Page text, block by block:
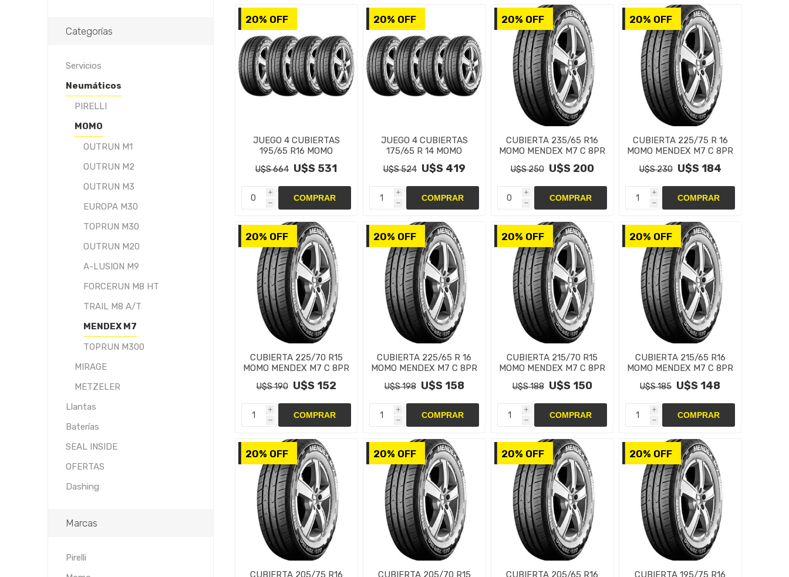
20% OFF
JUEGO 4 CUBIERTAS
195/65 R16 MOMO
MENDEX M7 C 8PR
U$S 664 U$S 531
i
h
20% OFF
JUEGO 4 CUBIERTAS
175/65 R 14 MOMO
MENDEX M7 C 6PR
U$S 524 U$S 419
i
h
20% OFF
CUBIERTA 235/65 R16
MOMO MENDEX M7 C 8PR
U$S 250 U$S 200
i
h
20% OFF
CUBIERTA 225/75 R 16
MOMO MENDEX M7 C 8PR
U$S 230 U$S 184
i
h
20% OFF
CUBIERTA 225/70 R15
MOMO MENDEX M7 C 8PR
U$S 190 U$S 152
i
h
20% OFF
CUBIERTA 225/65 R 16
MOMO MENDEX M7 C 8PR
U$S 198 U$S 158
i
h
20% OFF
CUBIERTA 215/70 R15
MOMO MENDEX M7 C 8PR
U$S 188 U$S 150
i
h
20% OFF
CUBIERTA 215/65 R16
MOMO MENDEX M7 C 8PR
U$S 185 U$S 148
i
h
20% OFF
CUBIERTA 205/75 R16
20% OFF
CUBIERTA 205/70 R15
20% OFF
CUBIERTA 205/65 R16
20% OFF
CUBIERTA 195/75 R16
Categorías
Servicios
Neumáticos
PIRELLI
MOMO
OUTRUN M1
OUTRUN M2
OUTRUN M3
EUROPA M30
TOPRUN M30
OUTRUN M20
A-LUSION M9
FORCERUN M8 HT
TRAIL M8 A/T
MENDEX M7
TOPRUN M300
MIRAGE
METZELER
Llantas
Baterías
SEAL INSIDE
OFERTAS
Dashing
Marcas
Pirelli